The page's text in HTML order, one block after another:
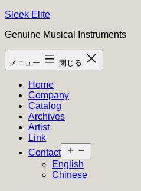
コ
テ
ン
ツ
Sleek Elite
Genuine Musical Instruments
メニュー 閉じる
Home
Company
Catalog
Archives
Artist
Link
Contact
ニ
ー
English
Chinese